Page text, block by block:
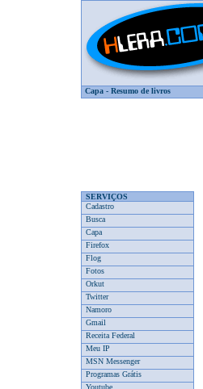
Capa - Resumo de livros
SERVIÇOS
Cadastro
Busca
Capa
Firefox
Flog
Fotos
Orkut
Twitter
Namoro
Gmail
Receita Federal
Meu IP
MSN Messenger
Programas Grátis
Youtube